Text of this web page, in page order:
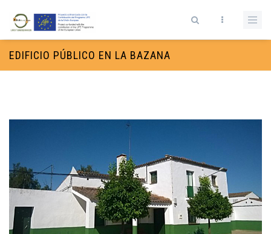
Formulario de búsqueda
EDIFICIO PÚBLICO EN LA BAZANA